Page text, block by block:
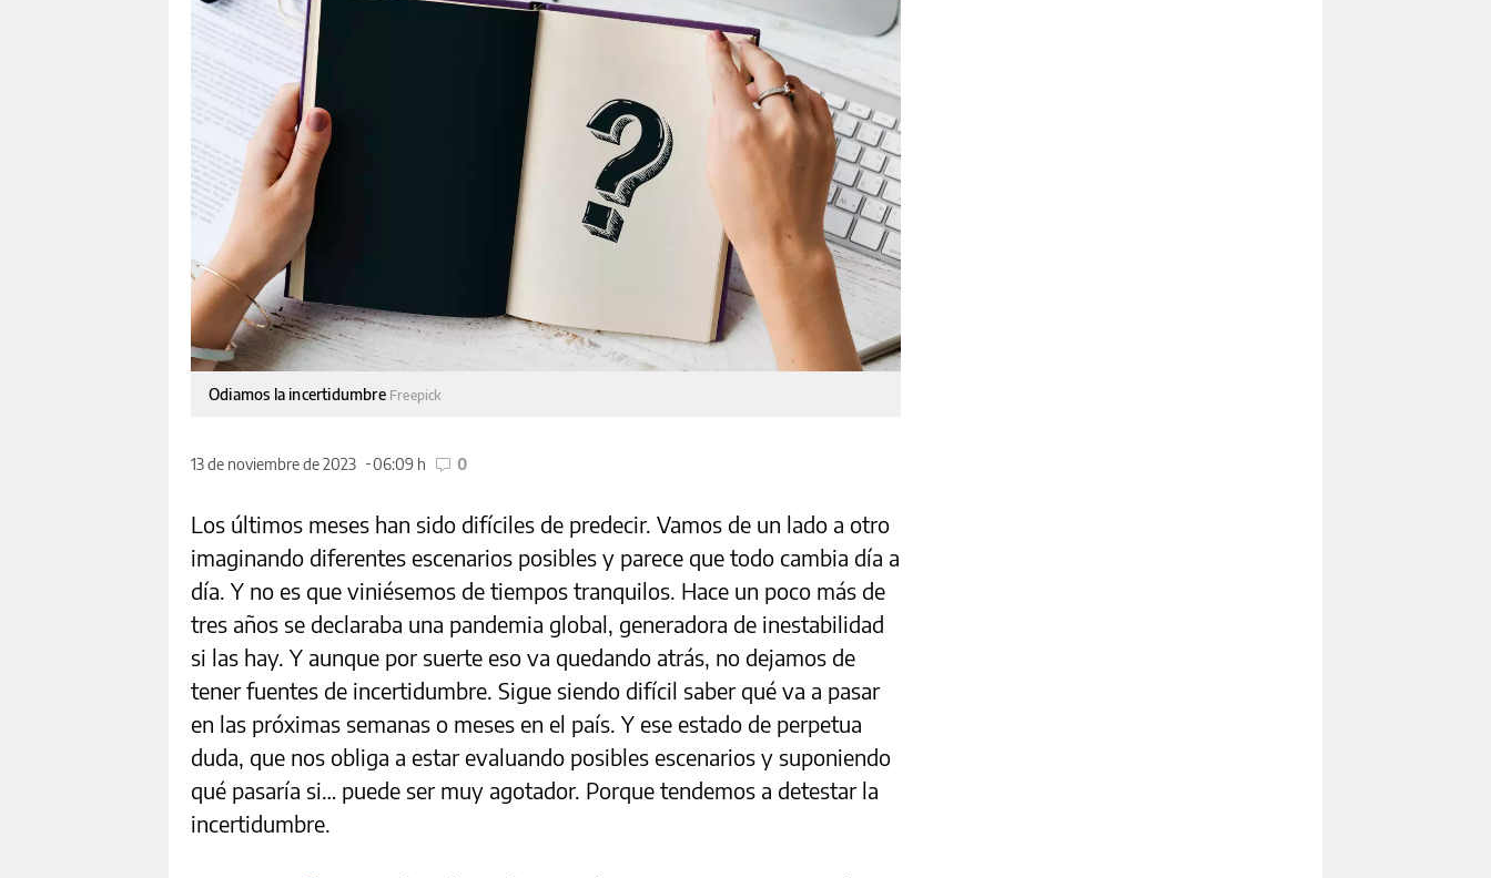
Odiamos la incertidumbre Freepick
13 de noviembre de 2023 06:09 h 0
Los últimos meses han sido difíciles de predecir. Vamos de un lado a otro
imaginando diferentes escenarios posibles y parece que todo cambia día a
día. Y no es que viniésemos de tiempos tranquilos. Hace un poco más de
tres años se declaraba una pandemia global, generadora de inestabilidad
si las hay. Y aunque por suerte eso va quedando atrás, no dejamos de
tener fuentes de incertidumbre. Sigue siendo difícil saber qué va a pasar
en las próximas semanas o meses en el país. Y ese estado de perpetua
duda, que nos obliga a estar evaluando posibles escenarios y suponiendo
qué pasaría si… puede ser muy agotador. Porque tendemos a detestar la
incertidumbre.